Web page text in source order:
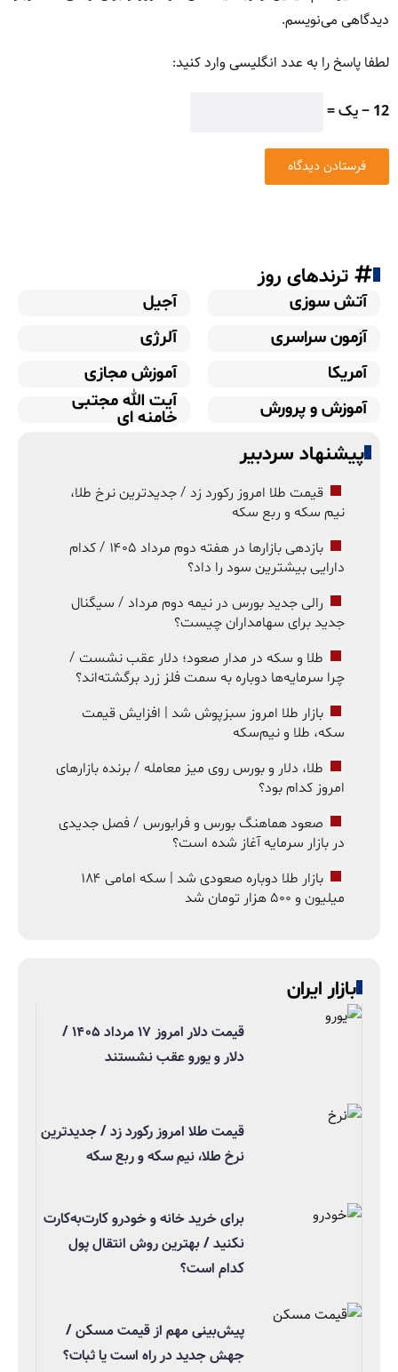
دیدگاهی می‌نویسم.
لطفا پاسخ را به عدد انگلیسی وارد کنید:
12 − یک =
ترندهای روز
آتش سوزی
آجیل
آزمون سراسری
آلرژی
آمریکا
آموزش مجازی
آموزش و پرورش
آیت الله مجتبی
خامنه ای
پیشنهاد سردبیر
قیمت طلا امروز رکورد زد / جدیدترین نرخ طلا،
نیم سکه و ربع سکه
بازدهی بازارها در هفته دوم مرداد ۱۴۰۵ / کدام
دارایی بیشترین سود را داد؟
رالی جدید بورس در نیمه دوم مرداد / سیگنال
جدید برای سهامداران چیست؟
طلا و سکه در مدار صعود؛ دلار عقب نشست /
چرا سرمایه‌ها دوباره به سمت فلز زرد برگشته‌اند؟
بازار طلا امروز سبزپوش شد | افزایش قیمت
سکه، طلا و نیم‌سکه
طلا، دلار و بورس روی میز معامله / برنده بازارهای
امروز کدام بود؟
صعود هماهنگ بورس و فرابورس / فصل جدیدی
در بازار سرمایه آغاز شده است؟
بازار طلا دوباره صعودی شد | سکه امامی ۱۸۴
میلیون و ۵۰۰ هزار تومان شد
بازار ایران
قیمت دلار امروز ۱۷ مرداد ۱۴۰۵ /
دلار و یورو عقب نشستند
قیمت طلا امروز رکورد زد / جدیدترین
نرخ طلا، نیم سکه و ربع سکه
برای خرید خانه و خودرو کارت‌به‌کارت
نکنید / بهترین روش انتقال پول
کدام است؟
پیش‌بینی مهم از قیمت مسکن /
جهش جدید در راه است یا ثبات؟